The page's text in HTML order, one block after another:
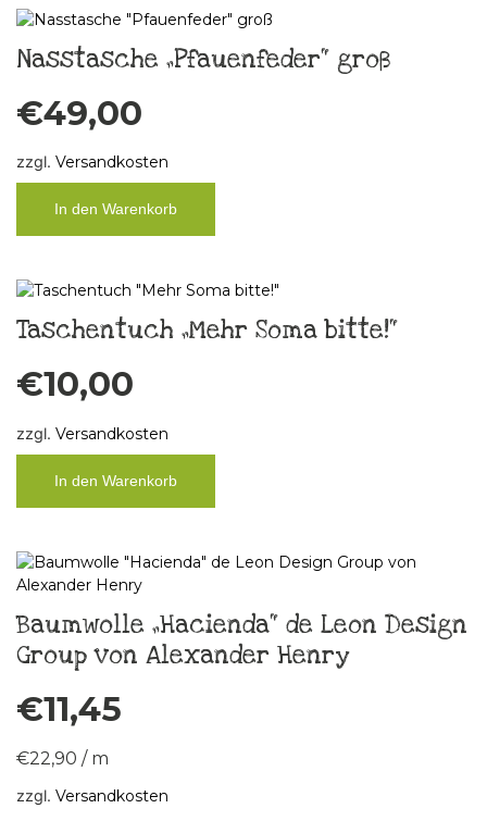
Nasstasche „Pfauenfeder“ groß
€49,00
zzgl. Versandkosten
In den Warenkorb
Taschentuch „Mehr Soma bitte!“
€10,00
zzgl. Versandkosten
In den Warenkorb
Baumwolle „Hacienda“ de Leon Design
Group von Alexander Henry
€11,45
€22,90 / m
zzgl. Versandkosten